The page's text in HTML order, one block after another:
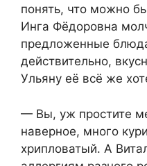
понять, что можно
Инга Фёдоровна
предложенные
действительно,
Ульяну её всё же
— Вы, уж простите
наверное, много
хрипловатый. А